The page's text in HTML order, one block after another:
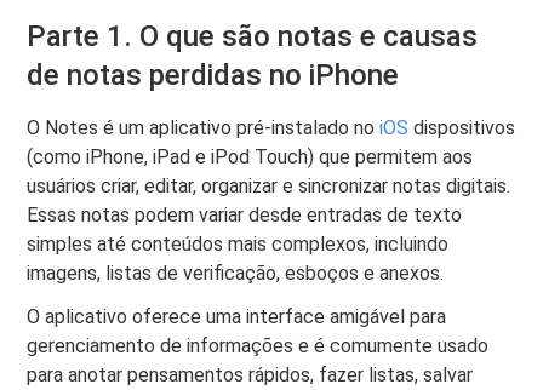
Parte 1. O que são notas e causas
de notas perdidas no iPhone
O Notes é um aplicativo pré-instalado noiOS dispositivos
(como iPhone, iPad e iPod Touch) que permitem aos
usuários criar, editar, organizar e sincronizar notas digitais.
Essas notas podem variar desde entradas de texto
simples até conteúdos mais complexos, incluindo
imagens, listas de verificação, esboços e anexos.
O aplicativo oferece uma interface amigável para
gerenciamento de informações e é comumente usado
para anotar pensamentos rápidos, fazer listas, salvar